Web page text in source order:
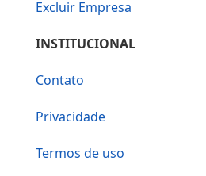
Excluir Empresa
INSTITUCIONAL
Contato
Privacidade
Termos de uso